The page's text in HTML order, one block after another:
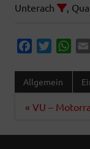
Unterach
,
c
e
b
o
i
t
r
W
a
t
s
p
Allgemein
« VU –